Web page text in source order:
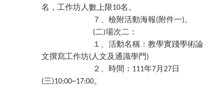
名，工作坊人數上限10名。
７、檢附活動海報(附件一)。
(二)場次二：
１、活動名稱：教學實踐學術論
文撰寫工作坊( 人文及通識學門)
２、時間： 111年7月 27日
(三)10:00~17:00。